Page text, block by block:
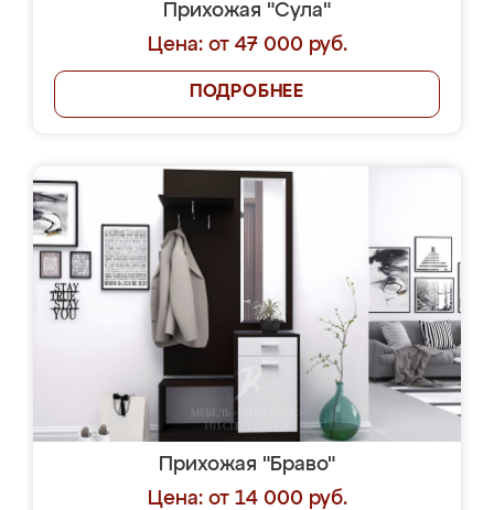
Прихожая "Сула"
Цена: от 47 000 руб.
ПОДРОБНЕЕ
Прихожая "Браво"
Цена: от 14 000 руб.